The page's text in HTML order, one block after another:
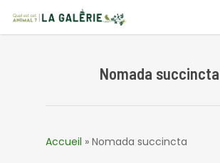
main
Nomada succincta
Accueil » Nomada succincta